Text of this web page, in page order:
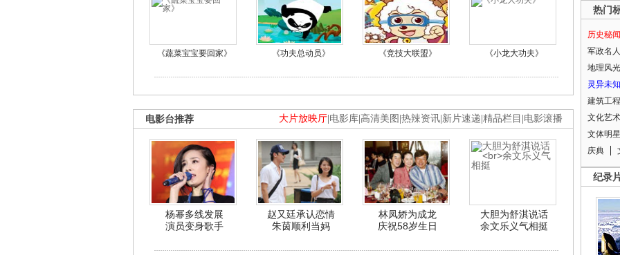
《蔬菜宝宝要回家》 《功夫总动员》 《竞技大联盟》 《小龙大功夫》
大片放映厅 电影库 高清美图 热辣资讯 新片速递 精品栏目 电影滚播
电影台推荐
杨幂多线发展
演员变身歌手
赵又廷承认恋情
朱茵顺利当妈
林凤娇为成龙
庆祝58岁生日
大胆为舒淇说话
余文乐义气相挺
热门
历史秘闻
军政名人
地理风光
灵异未知
建筑工程
文化艺术
文体明星
庆典
纪录